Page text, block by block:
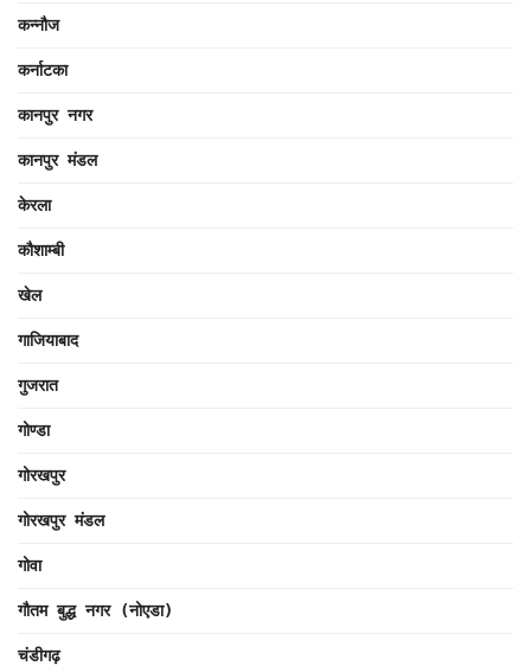
कन्नौज
कर्नाटका
कानपुर नगर
कानपुर मंडल
केरला
कौशाम्बी
खेल
गाजियाबाद
गुजरात
गोण्डा
गोरखपुर
गोरखपुर मंडल
गोवा
गौतम बुद्ध नगर (नोएडा)
चंडीगढ़